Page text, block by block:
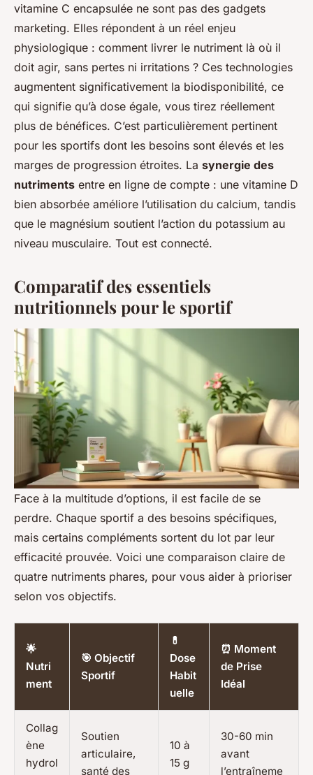
vitamine C encapsulée ne sont pas des gadgets
marketing. Elles répondent à un réel enjeu
physiologique : comment livrer le nutriment là où il
doit agir, sans pertes ni irritations ? Ces technologies
augmentent significativement la biodisponibilité, ce
qui signifie qu’à dose égale, vous tirez réellement
plus de bénéfices. C’est particulièrement pertinent
pour les sportifs dont les besoins sont élevés et les
marges de progression étroites. La synergie des
nutriments entre en ligne de compte : une vitamine D
bien absorbée améliore l’utilisation du calcium, tandis
que le magnésium soutient l’action du potassium au
niveau musculaire. Tout est connecté.
Comparatif des essentiels
nutritionnels pour le sportif
Face à la multitude d’options, il est facile de se
perdre. Chaque sportif a des besoins spécifiques,
mais certains compléments sortent du lot par leur
efficacité prouvée. Voici une comparaison claire de
quatre nutriments phares, pour vous aider à prioriser
selon vos objectifs.
🌟
Nutri
ment
🎯 Objectif
Sportif
💊
Dose
Habit
uelle
⏰ Moment
de Prise
Idéal
Collag
ène
hydrol
Soutien
articulaire,
santé des
10 à
15 g
30-60 min
avant
l’entraîneme